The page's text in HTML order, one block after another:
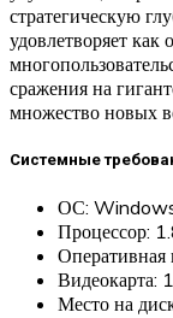
стратегическую
удовлетворяет
сражения на
множество новых
Системные
ОС:
Процессор:
Оперативная
Видеокарта:
Место на